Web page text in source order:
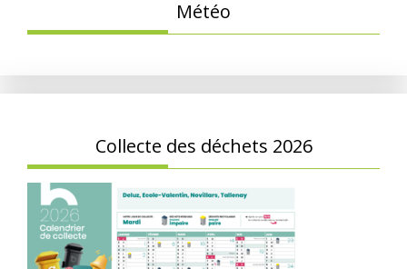
Météo
Collecte des déchets 2026